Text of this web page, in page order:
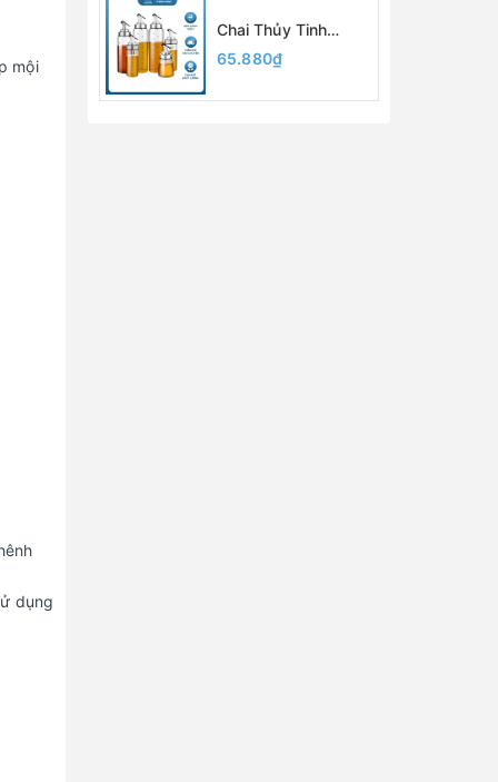
mội
dụng
Chai Thủy Tinh
Đựng Dầu Ăn, Nước
Mắm, Xì Dầu 200ml
65.880₫